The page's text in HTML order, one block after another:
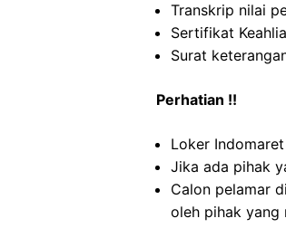
Transkrip nilai
Sertifikat
Surat
Perhatian !!
Loker
Jika ada pihak
Calon pelamar
oleh pihak yang